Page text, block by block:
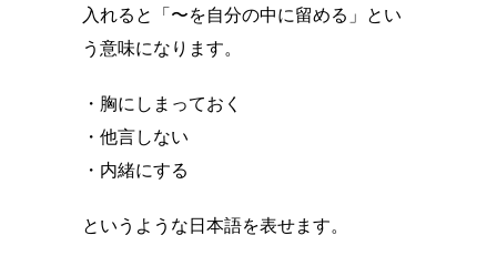
入れると「〜を自分の中に留める」とい
う意味になります。
・胸にしまっておく
・他言しない
・内緒にする
というような日本語を表せます。